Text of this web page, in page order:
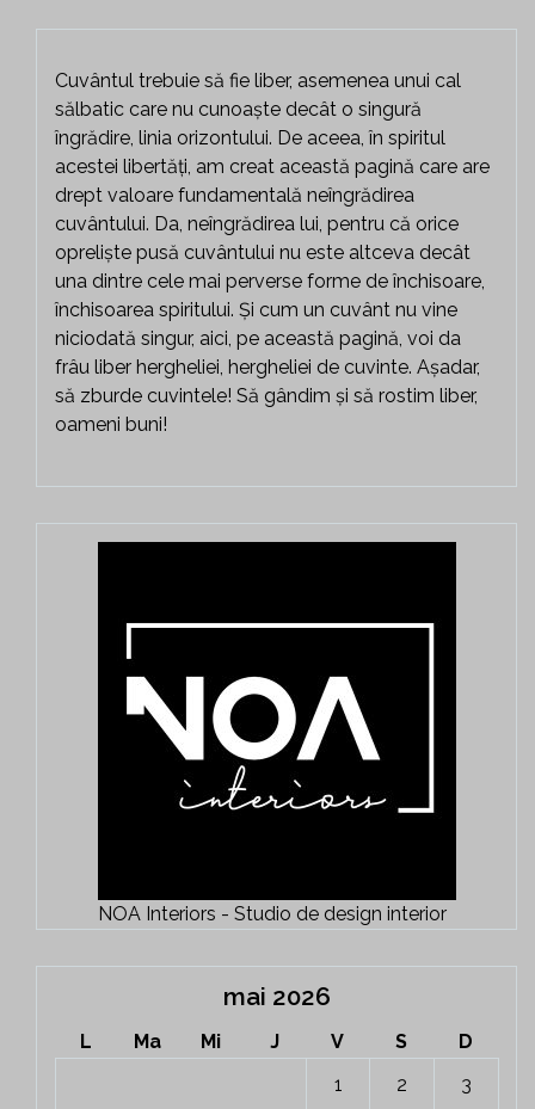
Cuvântul trebuie să fie liber, asemenea unui cal
sălbatic care nu cunoaște decât o singură
îngrădire, linia orizontului. De aceea, în spiritul
acestei libertăți, am creat această pagină care are
drept valoare fundamentală neîngrădirea
cuvântului. Da, neîngrădirea lui, pentru că orice
opreliște pusă cuvântului nu este altceva decât
una dintre cele mai perverse forme de închisoare,
închisoarea spiritului. Și cum un cuvânt nu vine
niciodată singur, aici, pe această pagină, voi da
frâu liber hergheliei, hergheliei de cuvinte. Așadar,
să zburde cuvintele! Să gândim și să rostim liber,
oameni buni!
NOA Interiors - Studio de design interior
mai 2026
L Ma Mi J V S
D
1
2 3